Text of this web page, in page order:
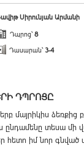
Սիրունյան Արմանի
Դպրոց՝8
Դասարան՝ 3-4
ԴՊՐՈՑԸ
երբ մայրիկիս
ընդամենը տեսա մի
հետո իմ նոր